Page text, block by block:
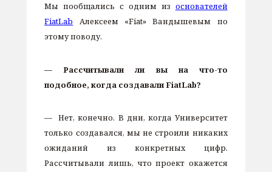
Мы пообщались с одним из основателей
FiatLab Алексеем «Fiat» Вандышевым по
этому поводу.
— Рассчитывали ли вы на что-то
подобное, когда создавали FiatLab?
— Нет, конечно. В дни, когда Университет
только создавался, мы не строили никаких
ожиданий из конкретных цифр.
Рассчитывали лишь, что проект окажется